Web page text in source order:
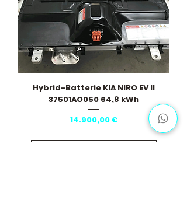
Hybrid-Batterie KIA NIRO EV II
37501AO050 64,8 kWh
Preis
14.900,00 €